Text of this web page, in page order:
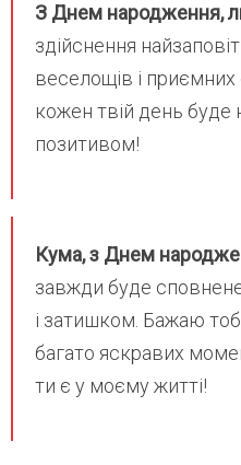
З Днем народження,
здійснення
веселощів і
кожен твій день буде
позитивом!
Кума, з Днем
завжди буде
і затишком. Бажаю
багато яскравих
ти є у моєму житті!